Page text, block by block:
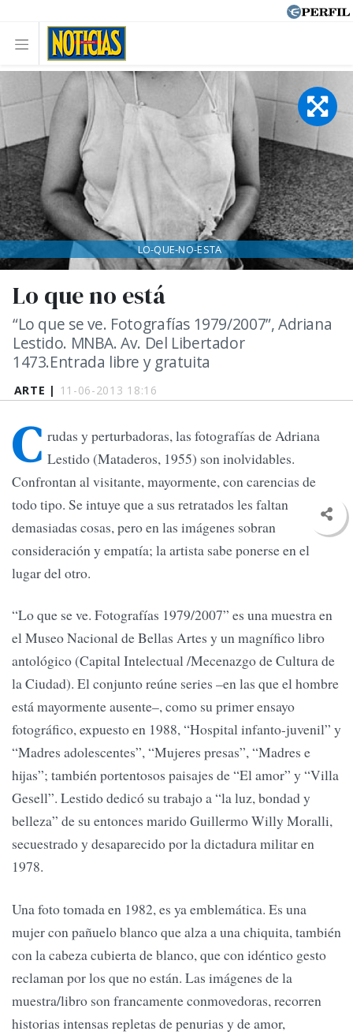
ARTE | 11-06-2013 18:16
Lo que no está
“Lo que se ve. Fotografías 1979/2007”, Adriana
Lestido. MNBA. Av. Del Libertador
1473.Entrada libre y gratuita
LO-QUE-NO-ESTA
C rudas y perturbadoras, las fotografías de Adriana
Lestido (Mataderos, 1955) son inolvidables.
Confrontan al visitante, mayormente, con carencias de
todo tipo. Se intuye que a sus retratados les faltan
demasiadas cosas, pero en las imágenes sobran
consideración y empatía; la artista sabe ponerse en el
lugar del otro.
“Lo que se ve. Fotografías 1979/2007” es una muestra en
el Museo Nacional de Bellas Artes y un magnífico libro
antológico (Capital Intelectual /Mecenazgo de Cultura de
la Ciudad). El conjunto reúne series –en las que el hombre
está mayormente ausente–, como su primer ensayo
fotográfico, expuesto en 1988, “Hospital infanto-juvenil” y
“Madres adolescentes”, “Mujeres presas”, “Madres e
hijas”; también portentosos paisajes de “El amor” y “Villa
Gesell”. Lestido dedicó su trabajo a “la luz, bondad y
belleza” de su entonces marido Guillermo Willy Moralli,
secuestrado y desaparecido por la dictadura militar en
1978.
Una foto tomada en 1982, es ya emblemática. Es una
mujer con pañuelo blanco que alza a una chiquita, también
con la cabeza cubierta de blanco, que con idéntico gesto
reclaman por los que no están. Las imágenes de la
muestra/libro son francamente conmovedoras, recorren
historias intensas repletas de penurias y de amor,